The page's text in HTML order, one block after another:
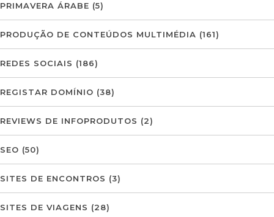
PRIMAVERA ÁRABE (5)
PRODUÇÃO DE CONTEÚDOS MULTIMÉDIA (161)
REDES SOCIAIS (186)
REGISTAR DOMÍNIO (38)
REVIEWS DE INFOPRODUTOS (2)
SEO (50)
SITES DE ENCONTROS (3)
SITES DE VIAGENS (28)